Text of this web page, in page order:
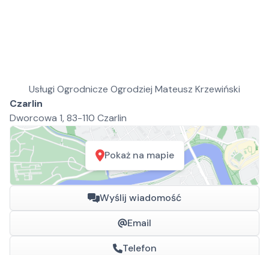
Usługi Ogrodnicze Ogrodziej Mateusz Krzewiński
Czarlin
Dworcowa 1, 83-110 Czarlin
Pokaż na mapie
Wyślij wiadomość
Email
Telefon